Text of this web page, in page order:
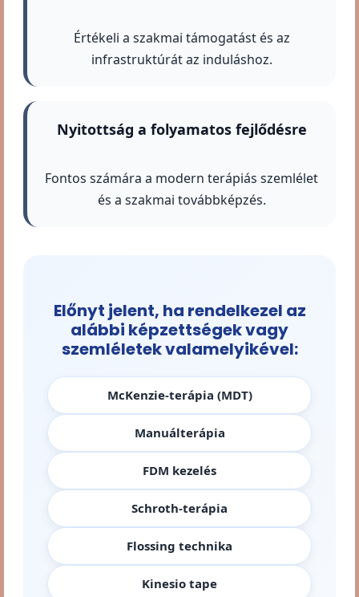
Értékeli a szakmai támogatást és az
infrastruktúrát az induláshoz.
Nyitottság a folyamatos fejlődésre
Fontos számára a modern terápiás szemlélet
és a szakmai továbbképzés.
Előnyt jelent, ha rendelkezel az
alábbi képzettségek vagy
szemléletek valamelyikével:
McKenzie-terápia (MDT)
Manuálterápia
FDM kezelés
Schroth-terápia
Flossing technika
Kinesio tape